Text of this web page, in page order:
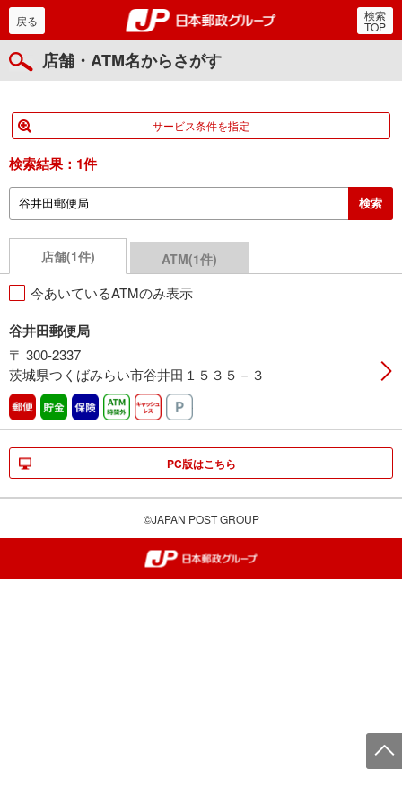
郵便局・日本郵政グルー
戻る 検索
TOP
店舗・ATM名からさがす
サービス条件を指定
検索結果： 1件
店舗(1件) ATM(1件)
今あいているATMのみ表示
谷井田郵便局
〒 300-2337
茨城県つくばみらい市谷井田１５３５－３
郵便 貯金 保険 ATM時間外キャッシュレス
PC版はこちら
©JAPAN POST GROUP